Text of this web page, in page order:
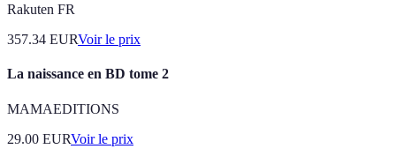
Rakuten FR
357.34 EURVoir le prix
La naissance en BD tome 2
MAMAEDITIONS
29.00 EURVoir le prix